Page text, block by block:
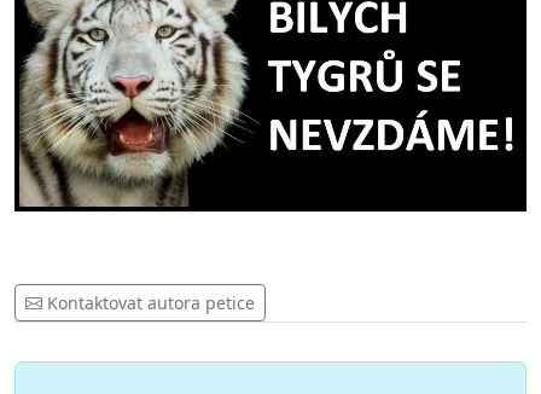
Kontaktovat autora petice